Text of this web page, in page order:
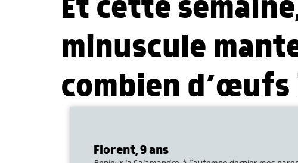
Et cette
minuscule
combien d’œufs
Florent, 9 ans